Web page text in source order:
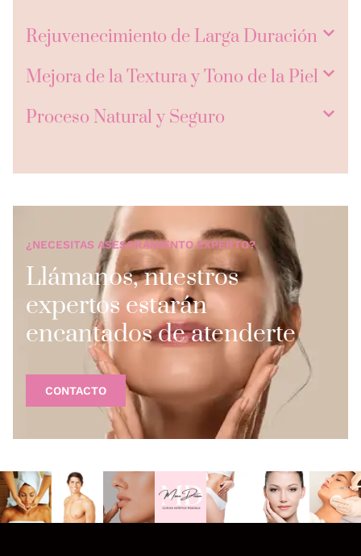
Rejuvenecimiento de Larga Duración
Mejora de la Textura y Tono de la Piel
Proceso Natural y Seguro
¿NECESITAS ASESORAMIENTO EXPERTO?
Llámanos, nuestros
expertos estarán
encantados de atenderte
CONTACTO